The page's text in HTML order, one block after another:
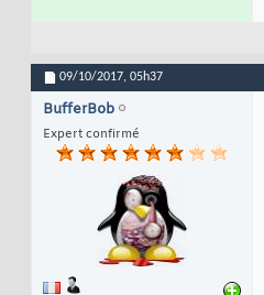
09/10/2017, 05h37
BufferBob
Expert confirmé